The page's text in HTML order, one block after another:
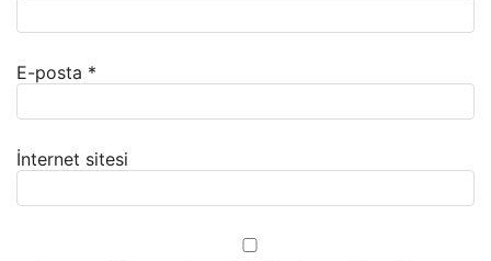
E-posta *
İnternet sitesi